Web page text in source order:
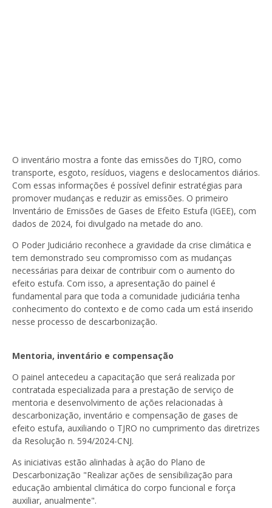
O inventário mostra a fonte das emissões do TJRO, como
transporte, esgoto, resíduos, viagens e deslocamentos diários.
Com essas informações é possível definir estratégias para
promover mudanças e reduzir as emissões. O primeiro
Inventário de Emissões de Gases de Efeito Estufa (IGEE), com
dados de 2024, foi divulgado na metade do ano.
O Poder Judiciário reconhece a gravidade da crise climática e
tem demonstrado seu compromisso com as mudanças
necessárias para deixar de contribuir com o aumento do
efeito estufa. Com isso, a apresentação do painel é
fundamental para que toda a comunidade judiciária tenha
conhecimento do contexto e de como cada um está inserido
nesse processo de descarbonização.
Mentoria, inventário e compensação
O painel antecedeu a capacitação que será realizada por
contratada especializada para a prestação de serviço de
mentoria e desenvolvimento de ações relacionadas à
descarbonização, inventário e compensação de gases de
efeito estufa, auxiliando o TJRO no cumprimento das diretrizes
da Resolução n. 594/2024-CNJ.
As iniciativas estão alinhadas à ação do Plano de
Descarbonização "Realizar ações de sensibilização para
educação ambiental climática do corpo funcional e força
auxiliar, anualmente".